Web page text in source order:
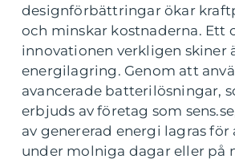
designförbättringar ökar
och minskar kostnaderna. Ett
innovationen verkligen skiner
energilagring. Genom att
avancerade batterilösningar,
erbjuds av företag som
av genererad energi lagras för
under molniga dagar eller på